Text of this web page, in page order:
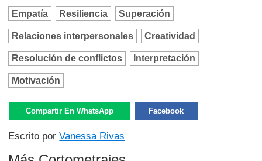
Empatía Resiliencia Superación
Relaciones interpersonales Creatividad
Resolución de conflictos Interpretación
Motivación
Compartir En WhatsApp Facebook
Escrito porVanessa Rivas